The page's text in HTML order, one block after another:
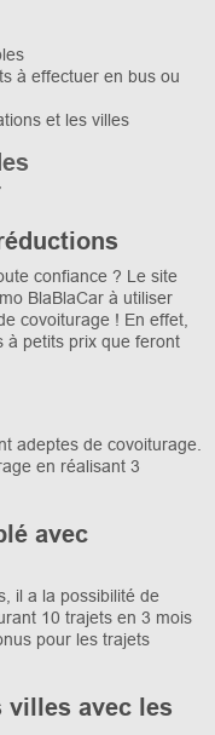
à effectuer en bus ou
et les villes
confiance ? Le site
BlaBlaCar à utiliser
covoiturage ! En effet,
à petits prix que feront
adeptes de covoiturage.
en réalisant 3
avec
il a la possibilité de
10 trajets en 3 mois
pour les trajets
villes avec les